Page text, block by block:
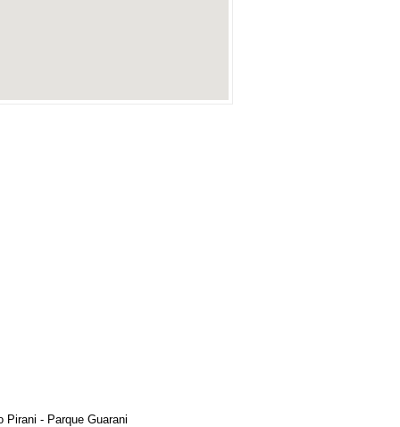
Pirani - Parque Guarani